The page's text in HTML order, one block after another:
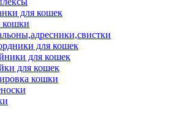
для кошек
для кошек
для кошек
для кошек
кошки